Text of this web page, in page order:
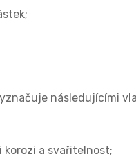
následujícími
korozi a svařitelnost;